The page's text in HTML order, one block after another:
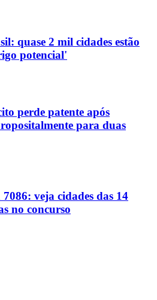
quase 2 mil cidades estão
potencial'
perde patente após
para duas
veja cidades das 14
no concurso